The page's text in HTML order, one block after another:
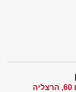
מדינת היהודים 60, הרצליה